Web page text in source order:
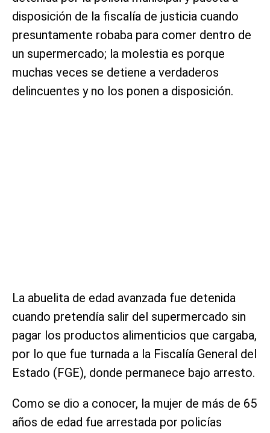
disposición de la fiscalía de justicia cuando
presuntamente robaba para comer dentro de
un supermercado; la molestia es porque
muchas veces se detiene a verdaderos
delincuentes y no los ponen a disposición.
La abuelita de edad avanzada fue detenida
cuando pretendía salir del supermercado sin
pagar los productos alimenticios que cargaba,
por lo que fue turnada a la Fiscalía General del
Estado (FGE), donde permanece bajo arresto.
Como se dio a conocer, la mujer de más de 65
años de edad fue arrestada por policías